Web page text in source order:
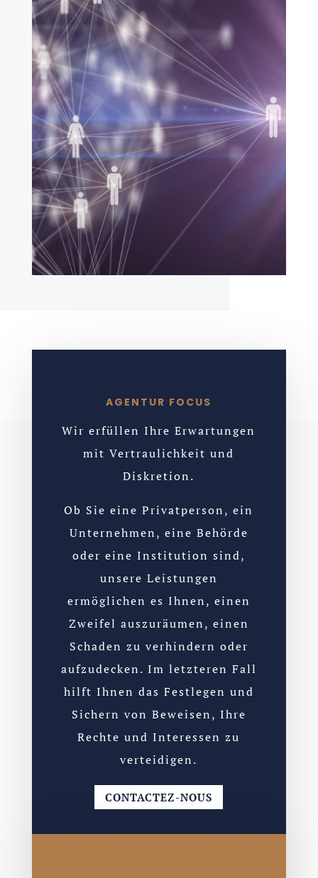
AGENTUR FOCUS
Wir erfüllen Ihre Erwartungen
mit Vertraulichkeit und
Diskretion.
Ob Sie eine Privatperson, ein
Unternehmen, eine Behörde
oder eine Institution sind,
unsere Leistungen
ermöglichen es Ihnen, einen
Zweifel auszuräumen, einen
Schaden zu verhindern oder
aufzudecken. Im letzteren Fall
hilft Ihnen das Festlegen und
Sichern von Beweisen, Ihre
Rechte und Interessen zu
verteidigen.
CONTACTEZ-NOUS